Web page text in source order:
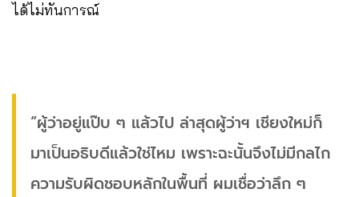
ได้ไม่ทันการณ์
“ผู้ว่าอยู่แป๊บ ๆ แล้วไป ล่าสุดผู้ว่าฯ เชียงใหม่ก็
มาเป็นอธิบดีแล้วใช่ไหม เพราะฉะนั้นจึงไม่มีกลไก
ความรับผิดชอบหลักในพื้นที่ ผมเชื่อว่าลึก ๆ